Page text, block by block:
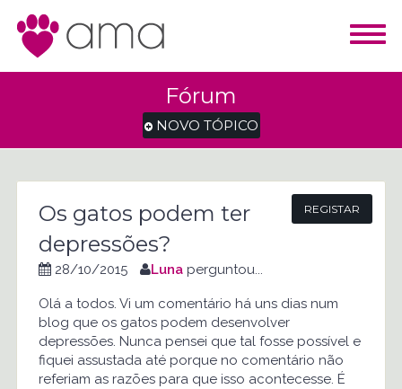
Fórum
NOVO TÓPICO
Os gatos podem ter
depressões?
28/10/2015 Lunaperguntou...
Olá a todos. Vi um comentário há uns dias num
blog que os gatos podem desenvolver
depressões. Nunca pensei que tal fosse possível e
fiquei assustada até porque no comentário não
referiam as razões para que isso acontecesse. É
REGISTAR